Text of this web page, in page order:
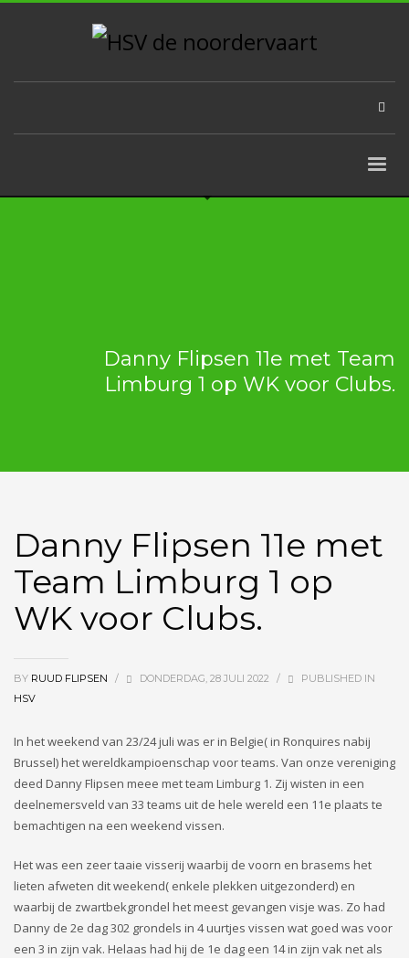
Danny Flipsen 11e met Team
Limburg 1 op WK voor Clubs.
Danny Flipsen 11e met
Team Limburg 1 op
WK voor Clubs.
BY RUUD FLIPSEN / DONDERDAG, 28 JULI 2022 /
PUBLISHED IN
HSV
In het weekend van 23/24 juli was er in Belgie( in Ronquires nabij
Brussel) het wereldkampioenschap voor teams. Van onze vereniging
deed Danny Flipsen meee met team Limburg 1. Zij wisten in een
deelnemersveld van 33 teams uit de hele wereld een 11e plaats te
bemachtigen na een weekend vissen.
Het was een zeer taaie visserij waarbij de voorn en brasems het
lieten afweten dit weekend( enkele plekken uitgezonderd) en
waarbij de zwartbekgrondel het meest gevangen visje was. Zo had
Danny de 2e dag 302 grondels in 4 uurtjes vissen wat goed was voor
een 3 in zijn vak. Helaas had hij de 1e dag een 14 in zijn vak net als